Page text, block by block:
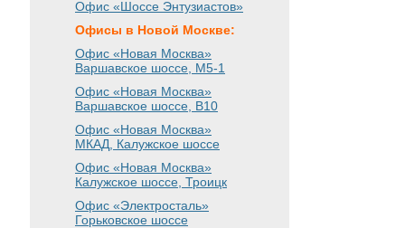
Офис «Шоссе Энтузиастов»
Офисы в Новой Москве:
Офис «Новая Москва»
Варшавское шоссе , М5-1
Офис «Новая Москва»
Варшавское шоссе , B10
Офис «Новая Москва»
МКАД, Калужское шоссе
Офис «Новая Москва»
Калужское шоссе, Троицк
Офис «Электросталь»
Горьковское шоссе